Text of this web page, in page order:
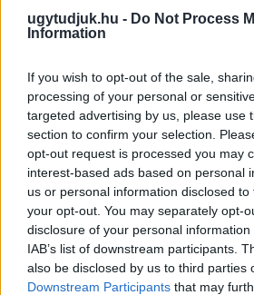
ugytudjuk.hu - Do Not Process
Information
If you wish to opt-out of the sale,
processing of your personal or
targeted advertising by us, please use
section to confirm your selection.
opt-out request is processed you may
interest-based ads based on personal
us or personal information disclosed
your opt-out. You may separately opt-
disclosure of your personal
IAB’s list of downstream participants.
also be disclosed by us to third parties
Downstream Participants that may
2021. július. 07. 19:00
Albán, luxemburgi és norvég ellenfelet
HÉTFŐN ESTE A BAJNOKI
VISSZAVÁGÓJÁVAL KEZDIK A
A HALADÁS FUTSALOSAI
2019. augusztus. 26. 14:19
Berettyóújfaluba látogatnak Dróth
DRÓTH ZOLTÁN SZERINT
ADOTT, HOGY BAJNOKI
HALADÁS FUTSAL CSAPATA
2019. augusztus. 13. 08:53
A magyar futsalsport ikonja szerint
helyére kerülhet, és a klub